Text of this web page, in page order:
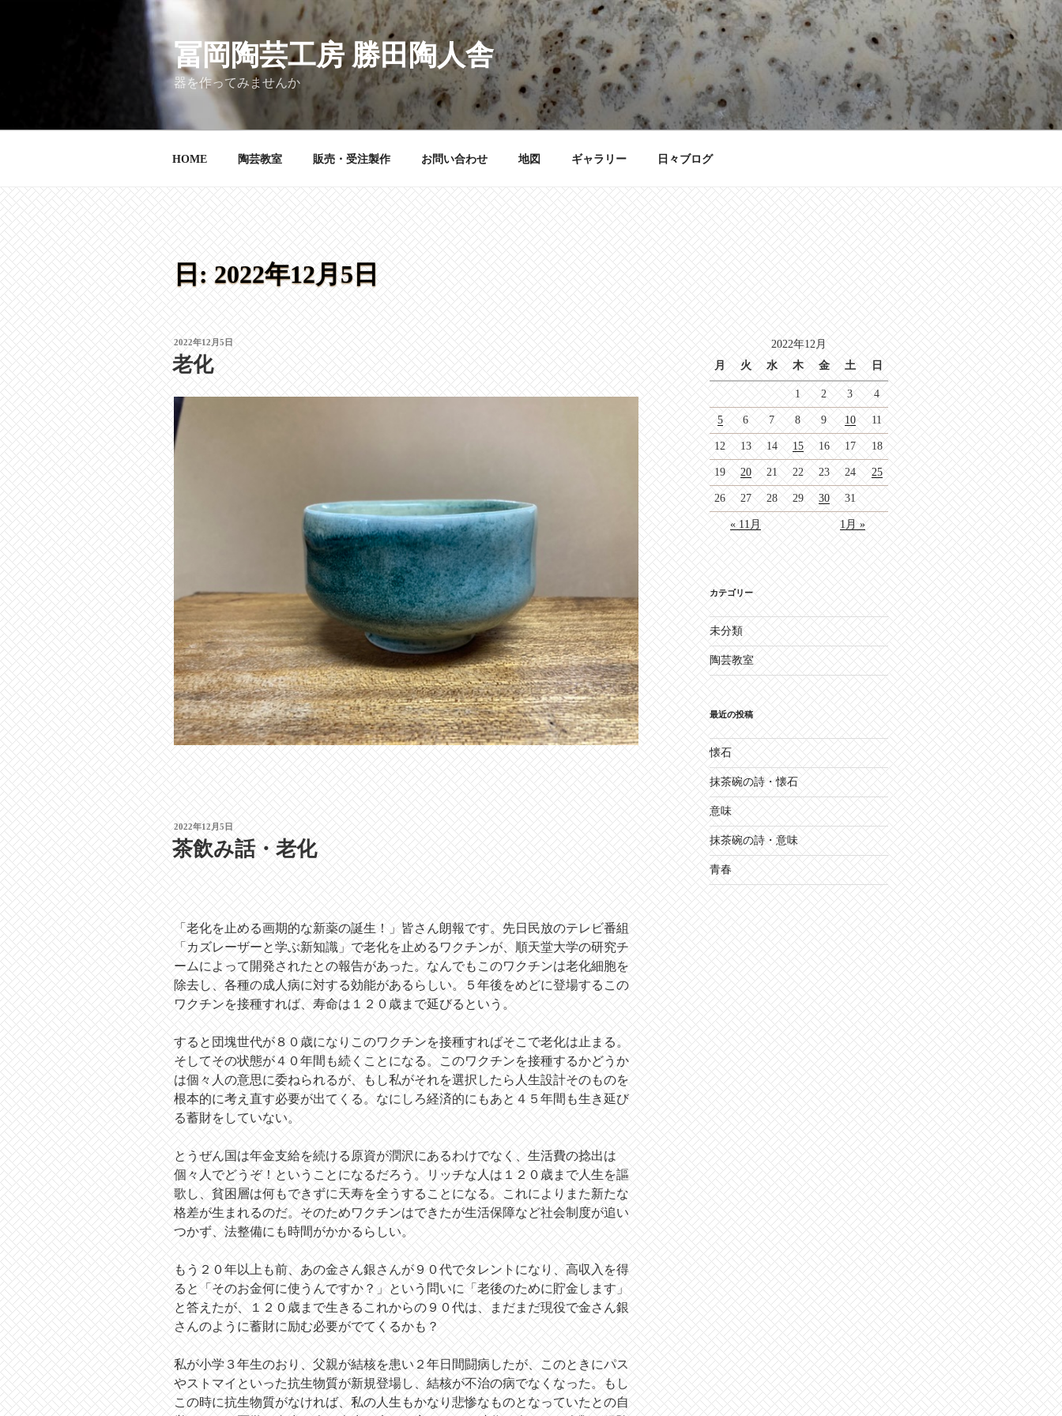
冨岡陶芸工房 勝田陶人舎
器を作ってみませんか
HOME 陶芸教室 販売・受注製作 お問い合わせ 地図 ギャラリー 日々ブログ
日:2022年12月5日
投
稿
日:
2022年12月5日
老化
投
稿
日:
2022年12月5日
茶飲み話・老化
「老化を止める画期的な新薬の誕生！」皆さん朗報です。先日民放のテレビ番組
「カズレーザーと学ぶ新知識」で老化を止めるワクチンが、順天堂大学の研究チ
ームによって開発されたとの報告があった。なんでもこのワクチンは老化細胞を
除去し、各種の成人病に対する効能があるらしい。５年後をめどに登場するこの
ワクチンを接種すれば、寿命は１２０歳まで延びるという。
すると団塊世代が８０歳になりこのワクチンを接種すればそこで老化は止まる。
そしてその状態が４０年間も続くことになる。このワクチンを接種するかどうか
は個々人の意思に委ねられるが、もし私がそれを選択したら人生設計そのものを
根本的に考え直す必要が出てくる。なにしろ経済的にもあと４５年間も生き延び
る蓄財をしていない。
とうぜん国は年金支給を続ける原資が潤沢にあるわけでなく、生活費の捻出は
個々人でどうぞ！ということになるだろう。リッチな人は１２０歳まで人生を謳
歌し、貧困層は何もできずに天寿を全うすることになる。これによりまた新たな
格差が生まれるのだ。そのためワクチンはできたが生活保障など社会制度が追い
つかず、法整備にも時間がかかるらしい。
もう２０年以上も前、あの金さん銀さんが９０代でタレントになり、高収入を得
ると「そのお金何に使うんですか？」という問いに「老後のために貯金します」
と答えたが、１２０歳まで生きるこれからの９０代は、まだまだ現役で金さん銀
さんのように蓄財に励む必要がでてくるかも？
私が小学３年生のおり、父親が結核を患い２年日間闘病したが、このときにパス
やストマイといった抗生物質が新規登場し、結核が不治の病でなくなった。もし
この時に抗生物質がなければ、私の人生もかなり悲惨なものとなっていたとの自
2022年12月
月
火 水 木 金 土 日
1 2 3 4
5 6 7 8 9 10 11
12 13 14 15 16 17 18
19 20 21 22 23 24 25
26 27 28 29 30 31
« 11月 1月 »
カテゴリー
未分類
陶芸教室
最近の投稿
懐石
抹茶碗の詩・懐石
意味
抹茶碗の詩・意味
青春